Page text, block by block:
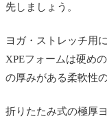
先しましょう。
ヨガ・ストレッチ用
XPEフォームは硬め
の厚みがある柔軟性
折りたたみ式の極厚